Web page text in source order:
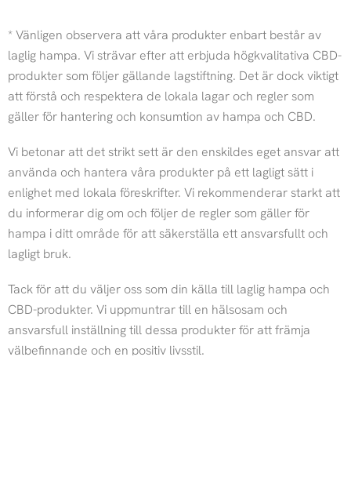
n
s
t
a
g
r
a
m
a
c
e
b
o
o
k
* Vänligen observera att våra produkter enbart består av
laglig hampa. Vi strävar efter att erbjuda högkvalitativa CBD-
produkter som följer gällande lagstiftning. Det är dock viktigt
att förstå och respektera de lokala lagar och regler som
gäller för hantering och konsumtion av hampa och CBD.
Vi betonar att det strikt sett är den enskildes eget ansvar att
använda och hantera våra produkter på ett lagligt sätt i
enlighet med lokala föreskrifter. Vi rekommenderar starkt att
du informerar dig om och följer de regler som gäller för
hampa i ditt område för att säkerställa ett ansvarsfullt och
lagligt bruk.
Tack för att du väljer oss som din källa till laglig hampa och
CBD-produkter. Vi uppmuntrar till en hälsosam och
ansvarsfull inställning till dessa produkter för att främja
välbefinnande och en positiv livsstil.